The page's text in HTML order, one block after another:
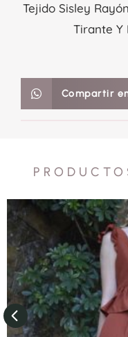
Tejido Sisley
Tirante Y
Compartir